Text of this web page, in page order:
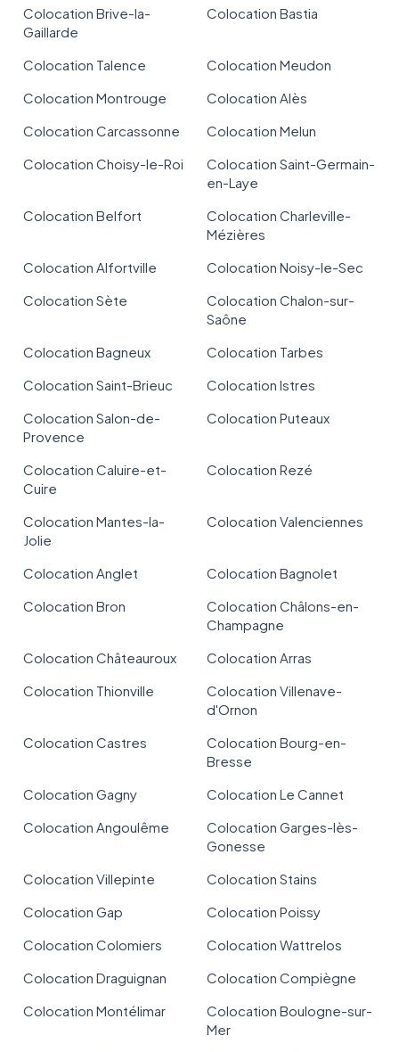
Colocation Brive-la-
Gaillarde
Colocation Bastia
Colocation Talence
Colocation Meudon
Colocation Montrouge
Colocation Alès
Colocation Carcassonne
Colocation Melun
Colocation Choisy-le-Roi
Colocation Saint-Germain-
en-Laye
Colocation Belfort
Colocation Charleville-
Mézières
Colocation Alfortville
Colocation Noisy-le-Sec
Colocation Sète
Colocation Chalon-sur-
Saône
Colocation Bagneux
Colocation Tarbes
Colocation Saint-Brieuc
Colocation Istres
Colocation Salon-de-
Provence
Colocation Puteaux
Colocation Caluire-et-
Cuire
Colocation Rezé
Colocation Mantes-la-
Jolie
Colocation Valenciennes
Colocation Anglet
Colocation Bagnolet
Colocation Bron
Colocation Châlons-en-
Champagne
Colocation Châteauroux
Colocation Arras
Colocation Thionville
Colocation Villenave-
d'Ornon
Colocation Castres
Colocation Bourg-en-
Bresse
Colocation Gagny
Colocation Le Cannet
Colocation Angoulême
Colocation Garges-lès-
Gonesse
Colocation Villepinte
Colocation Stains
Colocation Gap
Colocation Poissy
Colocation Colomiers
Colocation Wattrelos
Colocation Draguignan
Colocation Compiègne
Colocation Montélimar
Colocation Boulogne-sur-
Mer